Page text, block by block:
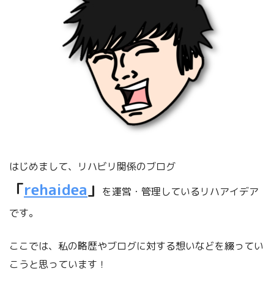
はじめまして、リハビリ関係のブログ
「rehaidea 」
を運営・管理しているリハアイデア
です。
ここでは、私の略歴やブログに対する想いなどを綴ってい
こうと思っています！